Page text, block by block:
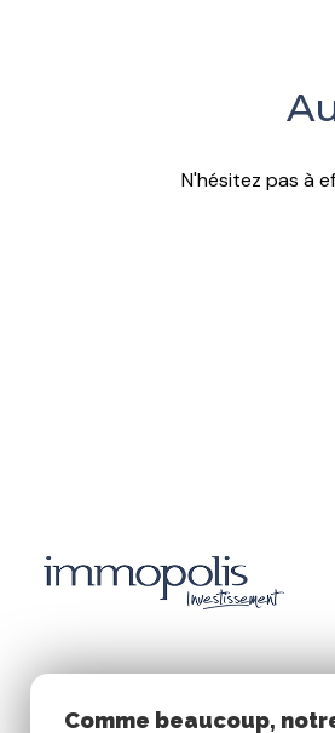
N'hésitez pas à
Investissement
Comme beaucoup,